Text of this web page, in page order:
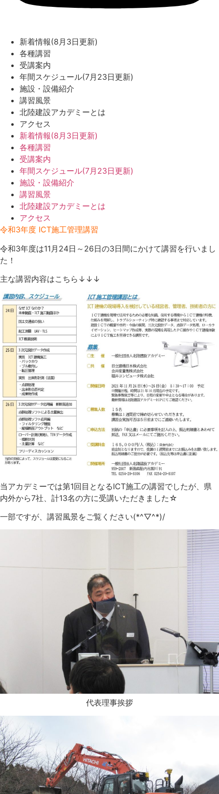
新着情報(8月3日更新)
各種講習
受講案内
年間スケジュール(7月23日更新)
施設・設備紹介
講習風景
北陸建設アカデミーとは
アクセス
新着情報(8月3日更新)
各種講習
受講案内
年間スケジュール(7月23日更新)
施設・設備紹介
講習風景
北陸建設アカデミーとは
アクセス
令和3年度 ICT施工管理講習
令和3年度は11月24日～26日の3日間にかけて講習を行いまし
た！
主な講習内容はこちら↓↓↓
当アカデミーでは第1回目となるICT施工の講習でしたが、県
内外から7社、計13名の方に受講いただきました☆
一部ですが、講習風景をご覧ください(*^▽^*)/
代表理事挨拶